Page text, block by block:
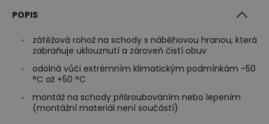
POPIS
zátěžová rohož na schody s náběhovou hranou, která
zabraňuje uklouznutí a zároveň čistí obuv
odolná vůči extrémním klimatickým podmínkám -50
°C až +50 °C
montáž na schody přišroubováním nebo lepením
(montážní materiál není součástí)